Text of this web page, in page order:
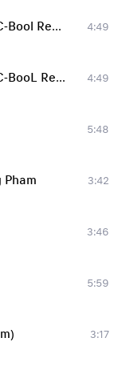
Magic Symphony (Groovefore & C-Bool Remix)
4:49
Magic Symphony (Groovefore & C-BooL Remix)
4:49
5:48
Pham
3:42
3:46
5:59
3:17